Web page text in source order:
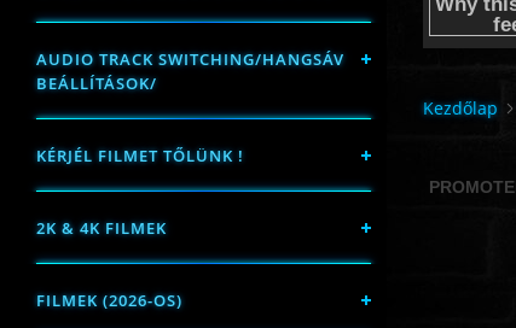
AUDIO TRACK SWITCHING/HANGSÁV
BEÁLLÍTÁSOK/
KÉRJÉL FILMET TŐLÜNK !
2K & 4K FILMEK
FILMEK (2026-OS)
Kezdőlap